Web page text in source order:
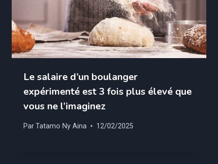
Le salaire d’un boulanger
expérimenté est 3 fois plus élevé que
vous ne l’imaginez
ParTatamo Ny Aina 12/02/2025